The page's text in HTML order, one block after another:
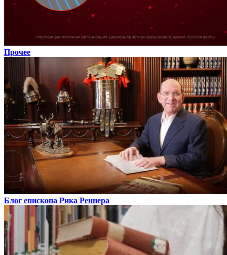
Прочее
Блог епископа Рика Реннера